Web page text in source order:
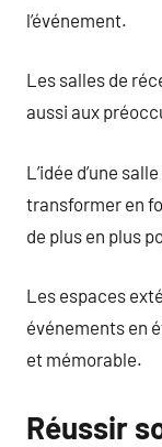
l’événement.
Les salles de
aussi aux
L’idée d’une
transformer en
de plus en plus
Les espaces
événements en
et mémorable.
Réussir